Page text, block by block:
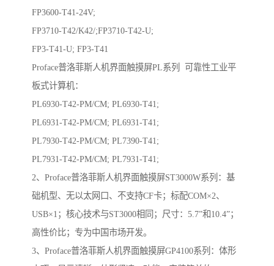
FP3600-T41-24V;
FP3710-T42/K42/;FP3710-T42-U;
FP3-T41-U; FP3-T41
Proface普洛菲斯人机界面触摸屏PL系列 可靠性工业平
板式计算机：
PL6930-T42-PM/CM; PL6930-T41;
PL6931-T42-PM/CM; PL6931-T41;
PL7930-T42-PM/CM; PL7390-T41;
PL7931-T42-PM/CM; PL7931-T41;
2、Proface普洛菲斯人机界面触摸屏ST3000W系列：基
础机型、无以太网口、不支持CF卡；标配COM×2、
USB×1；核心技术与ST3000相同；尺寸：5.7”和10.4”；
高性价比；专为中国市场开发。
3、Proface普洛菲斯人机界面触摸屏GP4100系列：体形